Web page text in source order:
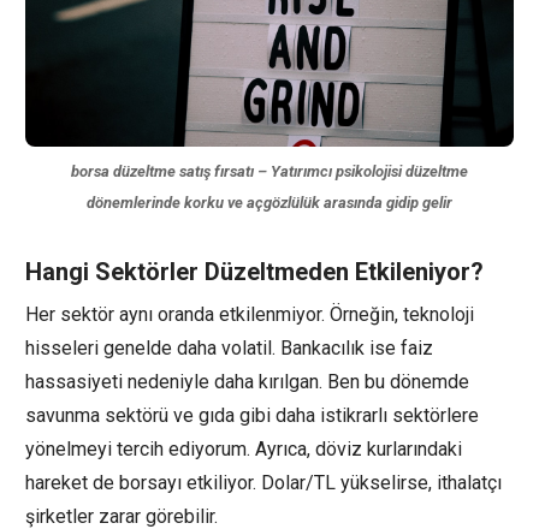
borsa düzeltme satış fırsatı – Yatırımcı psikolojisi düzeltme
dönemlerinde korku ve açgözlülük arasında gidip gelir
Hangi Sektörler Düzeltmeden Etkileniyor?
Her sektör aynı oranda etkilenmiyor. Örneğin, teknoloji
hisseleri genelde daha volatil. Bankacılık ise faiz
hassasiyeti nedeniyle daha kırılgan. Ben bu dönemde
savunma sektörü ve gıda gibi daha istikrarlı sektörlere
yönelmeyi tercih ediyorum. Ayrıca, döviz kurlarındaki
hareket de borsayı etkiliyor. Dolar/TL yükselirse, ithalatçı
şirketler zarar görebilir.